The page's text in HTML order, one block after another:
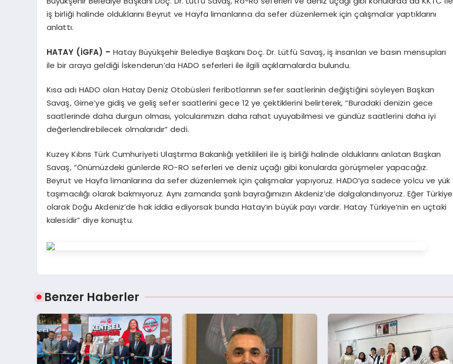
iş birliği halinde olduklarını Beyrut ve Hayfa limanlarına da sefer düzenlemek için çalışmalar yaptıklarını
anlattı.
HATAY (İGFA) –Hatay Büyükşehir Belediye Başkanı Doç. Dr. Lütfü Savaş, iş insanları ve basın mensupları
ile bir araya geldiği İskenderun’da HADO seferleri ile ilgili açıklamalarda bulundu.
Kısa adı HADO olan Hatay Deniz Otobüsleri feribotlarının sefer saatlerinin değiştiğini söyleyen Başkan
Savaş, Girne’ye gidiş ve geliş sefer saatlerini gece 12 ye çektiklerini belirterek, “Buradaki denizin gece
saatlerinde daha durgun olması, yolcularımızın daha rahat uyuyabilmesi ve gündüz saatlerini daha iyi
değerlendirebilecek olmalarıdır” dedi.
Kuzey Kıbrıs Türk Cumhuriyeti Ulaştırma Bakanlığı yetkilileri ile iş birliği halinde olduklarını anlatan Başkan
Savaş, “Önümüzdeki günlerde RO-RO seferleri ve deniz uçağı gibi konularda görüşmeler yapacağız.
Beyrut ve Hayfa limanlarına da sefer düzenlemek için çalışmalar yapıyoruz. HADO’ya sadece yolcu ve yük
taşımacılığı olarak bakmıyoruz. Aynı zamanda şanlı bayrağımızın Akdeniz’de dalgalandırıyoruz. Eğer Türkiye
olarak Doğu Akdeniz’de hak iddia ediyorsak bunda Hatay’ın büyük payı vardır. Hatay Türkiye’nin en uçtaki
kalesidir” diye konuştu.
Benzer Haberler